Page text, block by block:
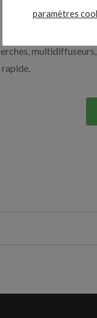
rapide.
paramètres